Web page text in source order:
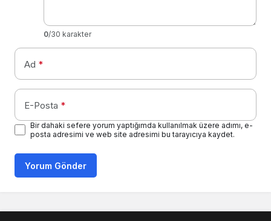
0/30 karakter
Ad *
E-Posta *
Bir dahaki sefere yorum yaptığımda kullanılmak üzere adımı, e-
posta adresimi ve web site adresimi bu tarayıcıya kaydet.
Yorum Gönder